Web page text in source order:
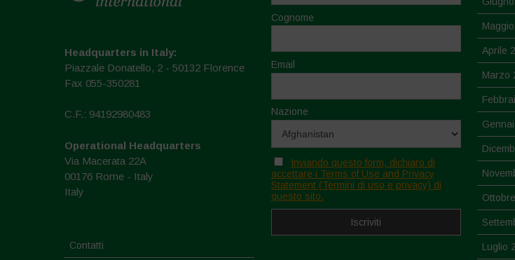
Headquarters in Italy:
Piazzale Donatello, 2 - 50132 Florence
Fax 055-350281
C.F.: 94192980483
Operational Headquarters
Via Macerata 22A
00176 Rome - Italy
Italy
Contatti
Cognome
Email
Nazione
Inviando questo form, dichiaro di
accettare i Terms of Use and Privacy
Statement (Termini di uso e privacy) di
questo sito.
Aprile
Marzo
Luglio